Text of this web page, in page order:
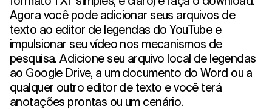
Agora você pode adicionar seus arquivos de
texto ao editor de legendas do YouTube e
impulsionar seu vídeo nos mecanismos de
pesquisa. Adicione seu arquivo local de legendas
ao Google Drive, a um documento do Word ou a
qualquer outro editor de texto e você terá
anotações prontas ou um cenário.